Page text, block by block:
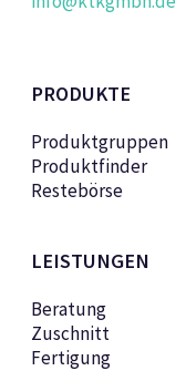
PRODUKTE
Produktgruppen
Produktfinder
Restebörse
LEISTUNGEN
Beratung
Zuschnitt
Fertigung